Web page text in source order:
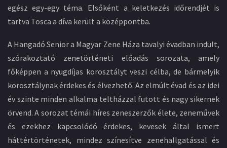
egész egy-egy téma. Elsőként a keletkezés időrendjét is
tartva Tosca a díva került a középpontba.
A Hangadó Senior a Magyar Zene Háza tavalyi évadban indult,
szórakoztató zenetörténeti előadás sorozata, amely
főképpen a nyugdíjas korosztályt veszi célba, de bármelyik
korosztálynak érdekes és élvezhető. Az elmúlt évad és az idei
év szinte minden alkalma teltházzal futott és nagy sikernek
örvend. A sorozat témái híres zeneszerzők élete, zeneművek
és ezekhez kapcsolódó érdekes, kevesek által ismert
háttértörténetek, mindez színesítve zenehallgatással és